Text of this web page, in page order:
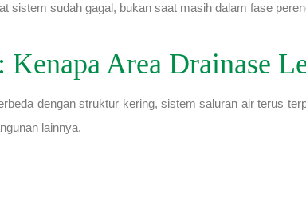
sistem sudah gagal, bukan saat masih dalam fase
Area Drainase
dengan struktur kering, sistem saluran air terus
lainnya.